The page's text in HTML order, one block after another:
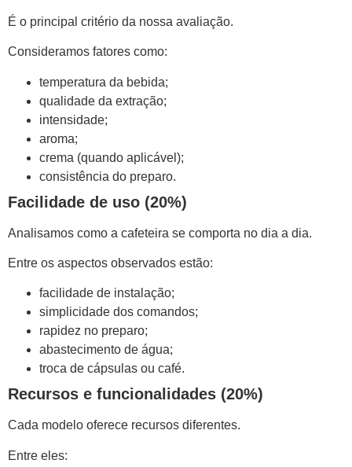
É o principal critério da nossa avaliação.
Consideramos fatores como:
temperatura da bebida;
qualidade da extração;
intensidade;
aroma;
crema (quando aplicável);
consistência do preparo.
Facilidade de uso (20%)
Analisamos como a cafeteira se comporta no dia a dia.
Entre os aspectos observados estão:
facilidade de instalação;
simplicidade dos comandos;
rapidez no preparo;
abastecimento de água;
troca de cápsulas ou café.
Recursos e funcionalidades (20%)
Cada modelo oferece recursos diferentes.
Entre eles: